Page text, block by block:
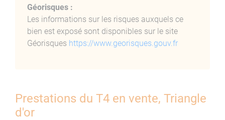
emplacements les plus recherchés d’Ajaccio.
Géorisques :
Les informations sur les risques auxquels ce
bien est exposé sont disponibles sur le site
Géorisques https://www.georisques.gouv.fr
Prestations du T4 en vente, Triangle
d'or